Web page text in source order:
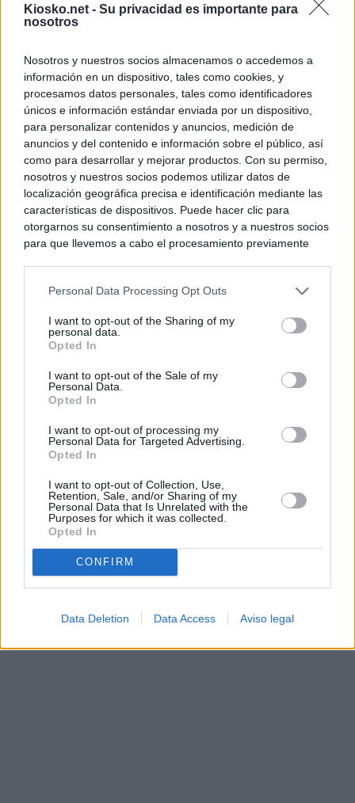
Kiosko.net - Su privacidad es importante para
nosotros
Nosotros y nuestros socios almacenamos o accedemos a
información en un dispositivo, tales como cookies, y
procesamos datos personales, tales como identificadores
únicos e información estándar enviada por un dispositivo,
para personalizar contenidos y anuncios, medición de
anuncios y del contenido e información sobre el público, así
como para desarrollar y mejorar productos. Con su permiso,
nosotros y nuestros socios podemos utilizar datos de
localización geográfica precisa e identificación mediante las
características de dispositivos. Puede hacer clic para
otorgarnos su consentimiento a nosotros y a nuestros socios
para que llevemos a cabo el procesamiento previamente
negar su consentimiento. Tenga en cuenta que algún
de su consentimiento, pero usted tiene el derecho de
rechazar tal procesamiento. Sus preferencias se aplicarán
cualquier momento entrando de nuevo en este sitio web o
visitando nuestra política de privacidad.
Personal Data Processing Opt Outs
I want to opt-out of the Sharing of my
personal data.
Opted In
I want to opt-out of the Sale of my
Personal Data.
Opted In
I want to opt-out of processing my
Personal Data for Targeted Advertising.
Opted In
I want to opt-out of Collection, Use,
Retention, Sale, and/or Sharing of my
Personal Data that Is Unrelated with the
Purposes for which it was collected.
Opted In
CONFIRM
Data Deletion Data Access Aviso legal